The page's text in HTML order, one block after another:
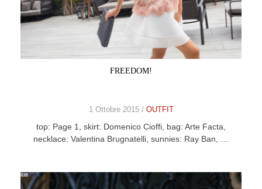
FREEDOM!
1 Ottobre 2015 / OUTFIT
top: Page 1, skirt: Domenico Cioffi, bag: Arte Facta,
necklace: Valentina Brugnatelli, sunnies: Ray Ban, …